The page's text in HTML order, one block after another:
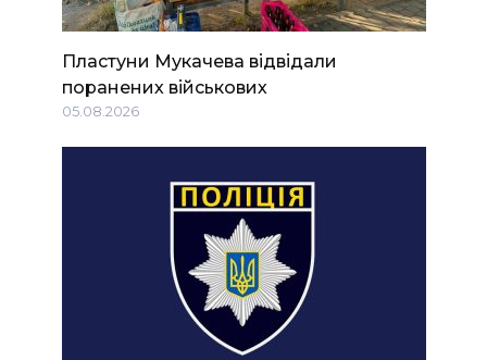
Пластуни Мукачева відвідали
поранених військових
05.08.2026